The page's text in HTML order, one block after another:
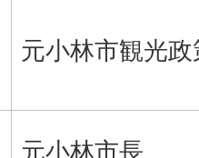
元小林市観光
元小林市長